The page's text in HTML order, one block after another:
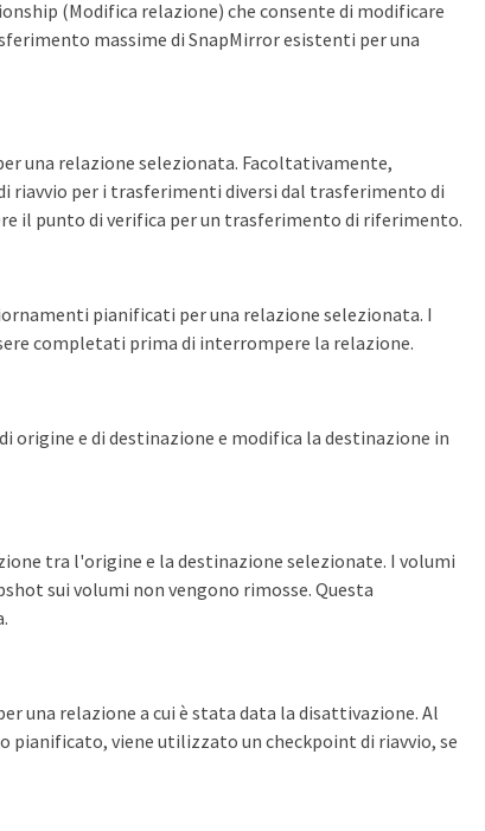
(Modifica relazione) che consente di modificare
massime di SnapMirror esistenti per una
una relazione selezionata. Facoltativamente,
riavvio per i trasferimenti diversi dal trasferimento di
il punto di verifica per un trasferimento di riferimento.
pianificati per una relazione selezionata. I
completati prima di interrompere la relazione.
origine e di destinazione e modifica la destinazione in
tra l'origine e la destinazione selezionate. I volumi
sui volumi non vengono rimosse. Questa
una relazione a cui è stata data la disattivazione. Al
pianificato, viene utilizzato un checkpoint di riavvio, se